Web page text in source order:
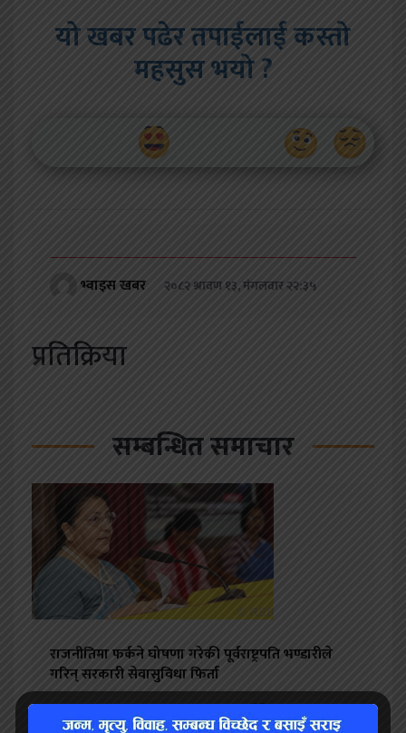
यो खबर पढेर तपाईलाई कस्तो
महसुस भयो ?
भ्वाइस खबर २०८२ श्रावण १३, मंगलवार २२:३५
प्रतिक्रिया
सम्बन्धित समाचार
राजनीतिमा फर्कने घोषणा गरेकी पूर्वराष्ट्रपति भण्डारीले
गरिन् सरकारी सेवासुविधा फिर्ता